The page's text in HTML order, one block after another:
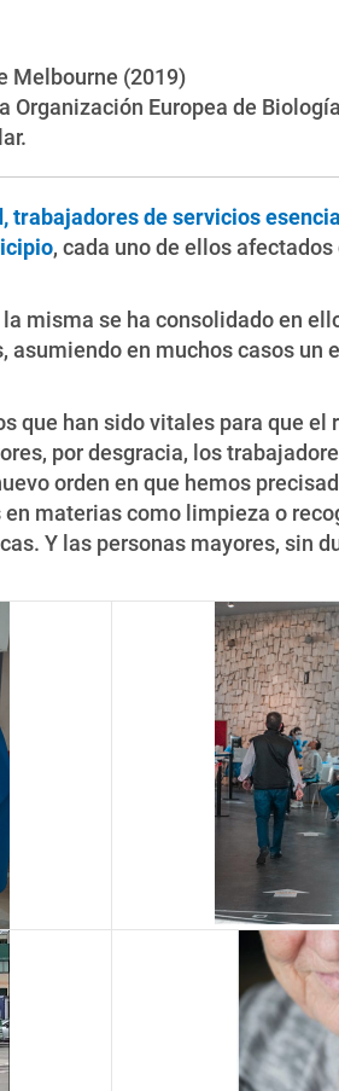
Melbourne (2019)
Europea de
de servicios
, cada uno de ellos
misma se ha consolidado en
en muchos casos un
que han sido vitales para que
por desgracia, los
orden en que hemos
materias como limpieza o
Y las personas mayores, sin